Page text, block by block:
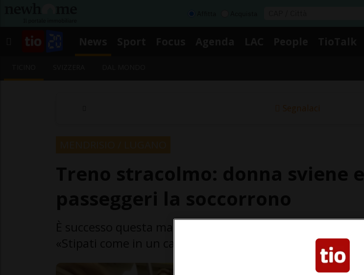
Segnalaci